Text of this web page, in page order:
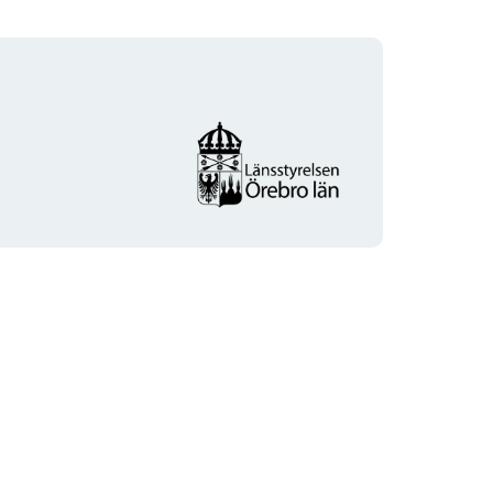
Organisationens
logotyp